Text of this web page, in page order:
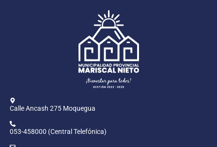
Calle Ancash 275 Moquegua
053-458000 (Central Telefónica)